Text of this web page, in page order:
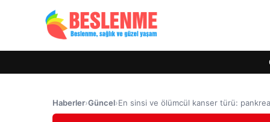
Haberler›Güncel›En sinsi ve ölümcül kanser türü: